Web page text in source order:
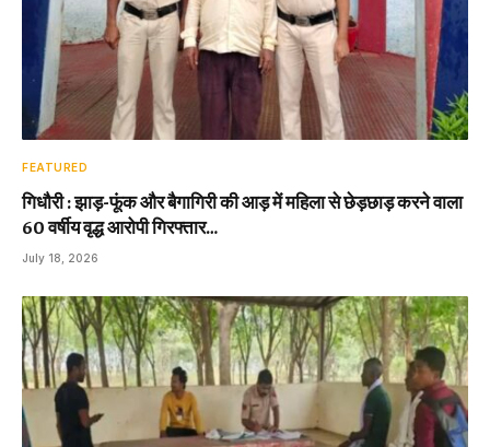
FEATURED
गिधौरी : झाड़-फूंक और बैगागिरी की आड़ में महिला से छेड़छाड़ करने वाला
60 वर्षीय वृद्ध आरोपी गिरफ्तार…
July 18, 2026